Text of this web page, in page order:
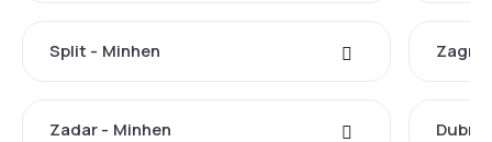
Split - Minhen
Zadar - Minhen